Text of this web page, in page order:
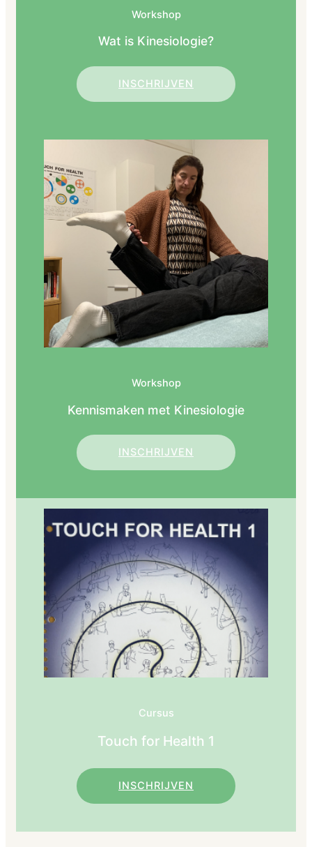
Workshop
Wat is Kinesiologie?
INSCHRIJVEN
Workshop
Kennismaken met Kinesiologie
INSCHRIJVEN
Cursus
Touch for Health 1
INSCHRIJVEN